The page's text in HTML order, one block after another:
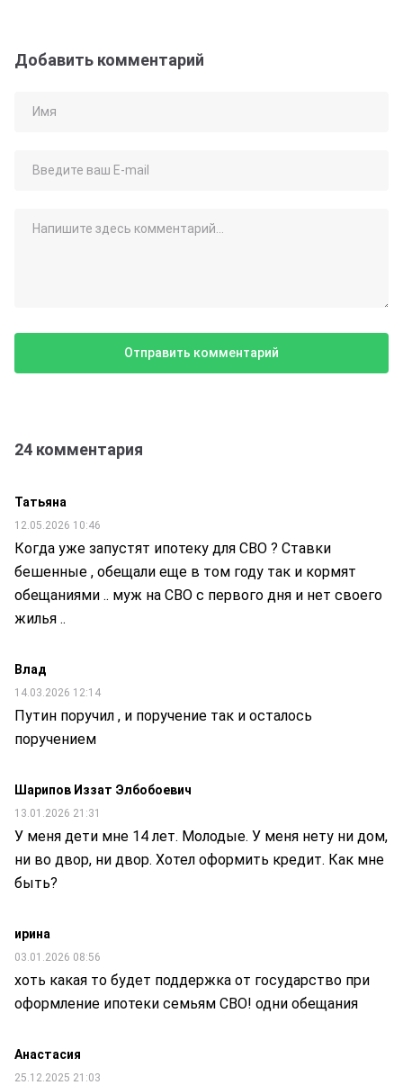
Добавить комментарий
24 комментария
Татьяна
12.05.2026 10:46
Когда уже запустят ипотеку для СВО ? Ставки
бешенные , обещали еще в том году так и кормят
обещаниями .. муж на СВО с первого дня и нет своего
жилья ..
Влад
14.03.2026 12:14
Путин поручил , и поручение так и осталось
поручением
Шарипов Иззат Элбобоевич
13.01.2026 21:31
У меня дети мне 14 лет. Молодые. У меня нету ни дом,
ни во двор, ни двор. Хотел оформить кредит. Как мне
быть?
ирина
03.01.2026 08:56
хоть какая то будет поддержка от государство при
оформление ипотеки семьям СВО! одни обещания
Анастасия
25.12.2025 21:03